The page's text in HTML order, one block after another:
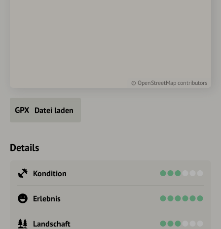
© OpenStreetMap contributors
Datei laden
Details
Kondition
Erlebnis
Landschaft